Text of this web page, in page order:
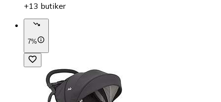
+13 butiker
7%